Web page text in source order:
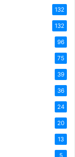
132
132
96
75
39
36
24
20
13
5